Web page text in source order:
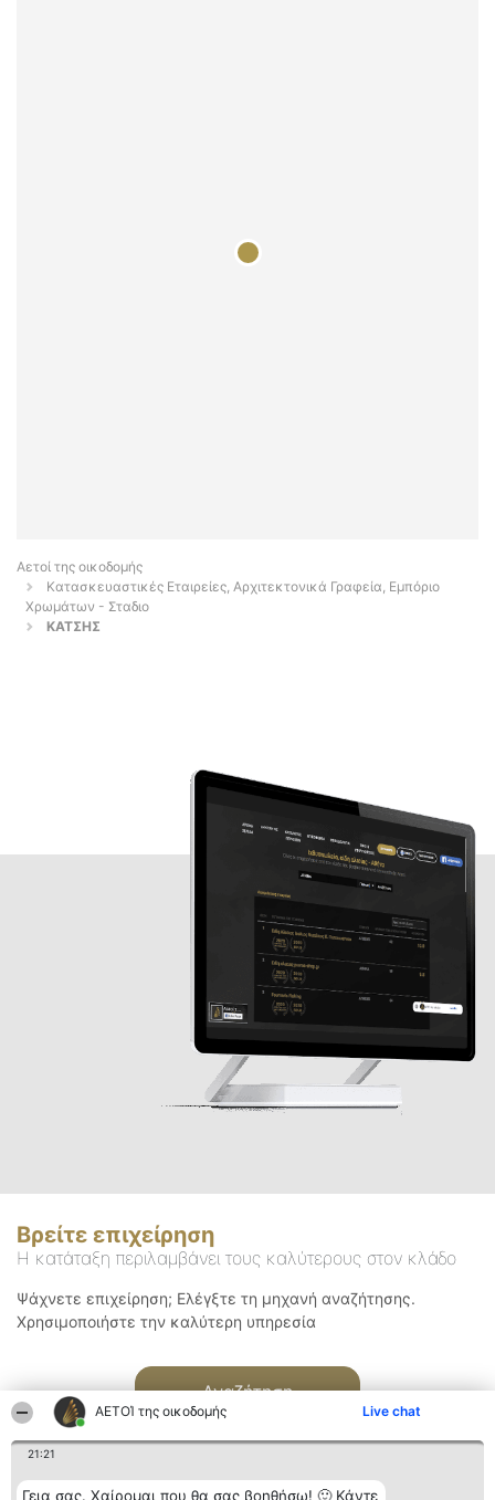
ΑΕΤΟΊ της οικοδομής Live chat
21:21
Γεια σας. Χαίρομαι που θα σας βοηθήσω! 🙂 Κάντε
Αετοί της οικοδομής
Κατασκευαστικές Εταιρείες, Αρχιτεκτονικά Γραφεία, Εμπόριο
Χρωμάτων - Σταδιο
ΚΑΤΣΗΣ
Βρείτε επιχείρηση
Η κατάταξη περιλαμβάνει τους καλύτερους στον κλάδο
Ψάχνετε επιχείρηση; Ελέγξτε τη μηχανή αναζήτησης.
Χρησιμοποιήστε την καλύτερη υπηρεσία
Αναζήτηση